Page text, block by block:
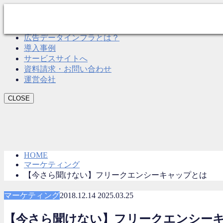
広告データインフラとは？
導入事例
サービスサイトへ
資料請求・お問い合わせ
運営会社
CLOSE
HOME
マーケティング
【今さら聞けない】フリークエンシーキャップとは
マーケティング2018.12.14 2025.03.25
【今さら聞けない】フリークエンシー